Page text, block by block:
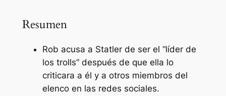
Resumen
Rob acusa a Statler de ser el “líder de
los trolls” después de que ella lo
criticara a él y a otros miembros del
elenco en las redes sociales.